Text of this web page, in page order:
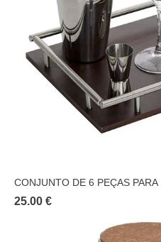
CONJUNTO DE 6 PEÇAS
25.00 €